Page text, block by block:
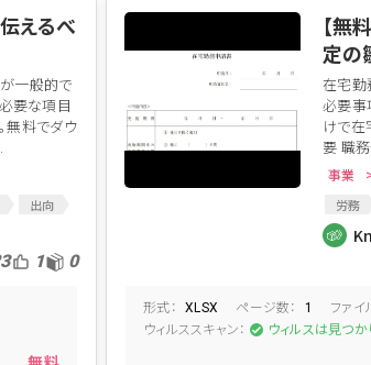
えるべ
一般的で
必要な項目
無料でダウ
出向
1 0
【無
定の
在宅勤
必要事
けで在
要 職
事業
労務
在宅
形式： XLSX ページ数： 1 ファイ
ウィルススキャン： ウィルスは見つ